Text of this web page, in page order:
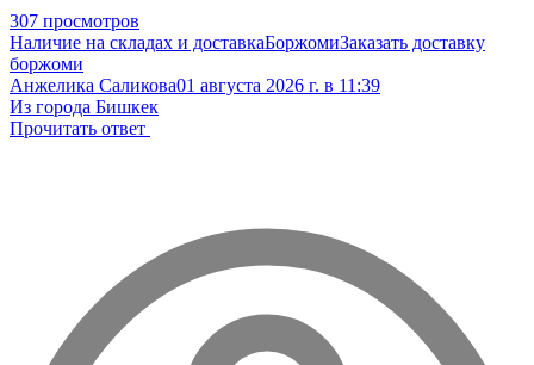
307 просмотров
Наличие на складах и доставкаБоржомиЗаказать доставку
боржоми
Анжелика Саликова01 августа 2026 г. в 11:39
Из города Бишкек
Прочитать ответ